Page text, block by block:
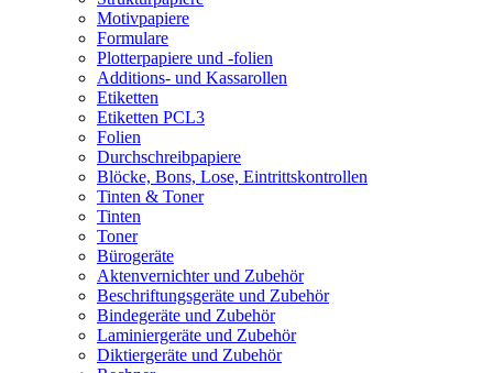
Motivpapiere
Formulare
Plotterpapiere und -folien
Additions- und Kassarollen
Etiketten
Etiketten PCL3
Folien
Durchschreibpapiere
Blöcke, Bons, Lose, Eintrittskontrollen
Tinten & Toner
Tinten
Toner
Bürogeräte
Aktenvernichter und Zubehör
Beschriftungsgeräte und Zubehör
Bindegeräte und Zubehör
Laminiergeräte und Zubehör
Diktiergeräte und Zubehör